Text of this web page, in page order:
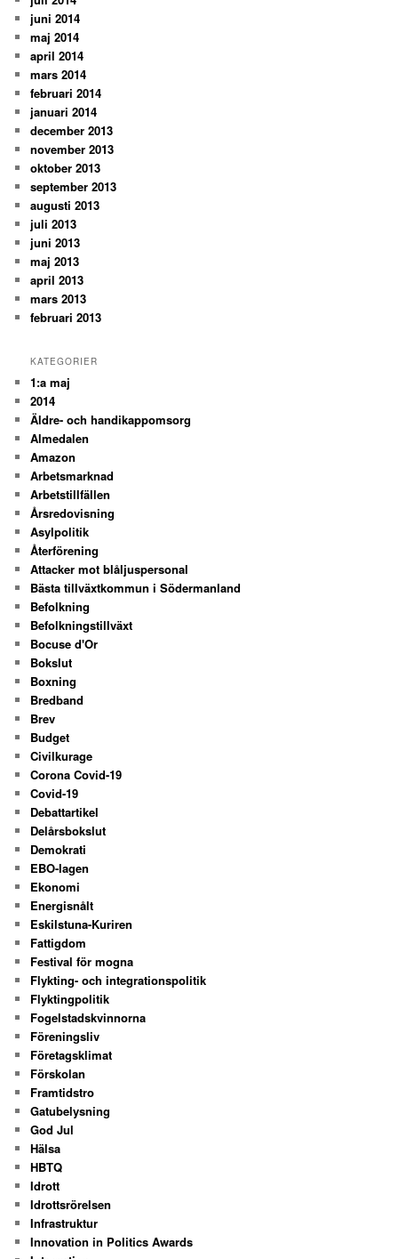
juni 2014
maj 2014
april 2014
mars 2014
februari 2014
januari 2014
december 2013
november 2013
oktober 2013
september 2013
augusti 2013
juli 2013
juni 2013
maj 2013
april 2013
mars 2013
februari 2013
KATEGORIER
1:a maj
2014
Äldre- och handikappomsorg
Almedalen
Amazon
Arbetsmarknad
Arbetstillfällen
Årsredovisning
Asylpolitik
Återförening
Attacker mot blåljuspersonal
Bästa tillväxtkommun i Södermanland
Befolkning
Befolkningstillväxt
Bocuse d'Or
Bokslut
Boxning
Bredband
Brev
Budget
Civilkurage
Corona Covid-19
Covid-19
Debattartikel
Delårsbokslut
Demokrati
EBO-lagen
Ekonomi
Energisnålt
Eskilstuna-Kuriren
Fattigdom
Festival för mogna
Flykting- och integrationspolitik
Flyktingpolitik
Fogelstadskvinnorna
Föreningsliv
Företagsklimat
Förskolan
Framtidstro
Gatubelysning
God Jul
Hälsa
HBTQ
Idrott
Idrottsrörelsen
Infrastruktur
Innovation in Politics Awards